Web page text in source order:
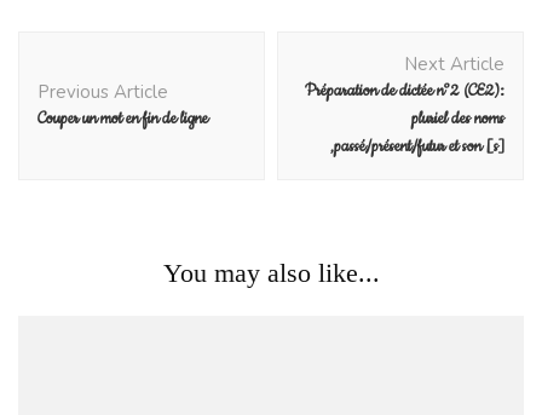
Previous Article
Couper un mot en fin de ligne
Next Article
Préparation de dictée n°2 (CE2):
pluriel des noms
,passé/présent/futur et son [s]
You may also like...